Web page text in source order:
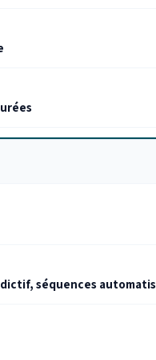
séquences